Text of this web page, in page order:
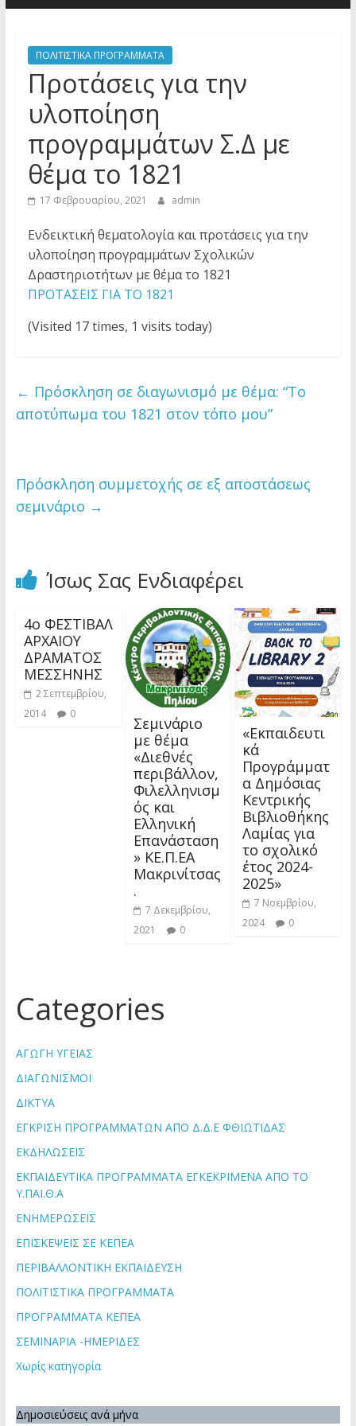
ΠΟΛΙΤΙΣΤΙΚΑ ΠΡΟΓΡΑΜΜΑΤΑ
Προτάσεις για την
υλοποίηση
προγραμμάτων Σ.Δ με
θέμα το 1821
17 Φεβρουαρίου, 2021 admin
Ενδεικτική θεματολογία και προτάσεις για την
υλοποίηση προγραμμάτων Σχολικών
Δραστηριοτήτων με θέμα το 1821
ΠΡΟΤΑΣΕΙΣ ΓIA TO 1821
(Visited 17 times, 1 visits today)
← Πρόσκληση σε διαγωνισμό με θέμα: “Το
αποτύπωμα του 1821 στον τόπο μου”
Πρόσκληση συμμετοχής σε εξ αποστάσεως
σεμινάριο →
Ίσως Σας Ενδιαφέρει
4ο ΦΕΣΤΙΒΑΛ
ΑΡΧΑΙΟΥ
ΔΡΑΜΑΤΟΣ
ΜΕΣΣΗΝΗΣ
2 Σεπτεμβρίου,
2014
0
Σεμινάριο
με θέμα
«Διεθνές
περιβάλλον,
Φιλελληνισμ
ός και
Ελληνική
Επανάσταση
» ΚΕ.Π.ΕΑ
Μακρινίτσας
.
7 Δεκεμβρίου,
2021
0
«Εκπαιδευτι
κά
Προγράμματ
α Δημόσιας
Κεντρικής
Βιβλιοθήκης
Λαμίας για
το σχολικό
έτος 2024-
2025»
7 Νοεμβρίου,
2024
0
Categories
ΑΓΩΓΗ ΥΓΕΙΑΣ
ΔΙΑΓΩΝΙΣΜΟΙ
ΔΙΚΤΥΑ
ΕΓΚΡΙΣΗ ΠΡΟΓΡΑΜΜΑΤΩΝ ΑΠΟ Δ.Δ.Ε ΦΘΙΩΤΙΔΑΣ
ΕΚΔΗΛΩΣΕΙΣ
ΕΚΠΑΙΔΕΥΤΙΚΑ ΠΡΟΓΡΑΜΜΑΤΑ ΕΓΚΕΚΡΙΜΕΝΑ ΑΠΟ ΤΟ
Υ.ΠΑΙ.Θ.Α
ΕΝΗΜΕΡΩΣΕΙΣ
ΕΠΙΣΚΕΨΕΙΣ ΣΕ ΚΕΠΕΑ
ΠΕΡΙΒΑΛΛΟΝΤΙΚΗ ΕΚΠΑΙΔΕΥΣΗ
ΠΟΛΙΤΙΣΤΙΚΑ ΠΡΟΓΡΑΜΜΑΤΑ
ΠΡΟΓΡΑΜΜΑΤΑ ΚΕΠΕΑ
ΣΕΜΙΝΑΡΙΑ -ΗΜΕΡΙΔΕΣ
Χωρίς κατηγορία
Δημοσιεύσεις ανά μήνα